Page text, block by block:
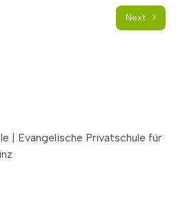
Next
| Evangelische Privatschule für